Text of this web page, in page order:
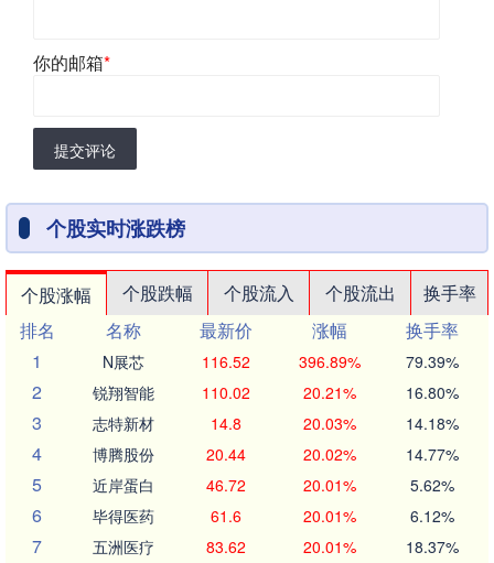
你的邮箱*
提交评论
个股实时涨跌榜
个股涨幅 个股跌幅 个股流入 个股流出
换手率
排名
名称 最新价 涨幅
换手率
1
N展芯 116.52 396.89% 79.39%
2 锐翔智能 110.02 20.21% 16.80%
3 志特新材 14.8 20.03% 14.18%
4 博腾股份 20.44 20.02% 14.77%
5 近岸蛋白 46.72 20.01% 5.62%
6 毕得医药 61.6 20.01% 6.12%
7 五洲医疗 83.62 20.01% 18.37%